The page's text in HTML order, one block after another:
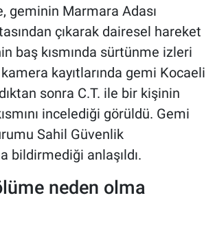
geminin Marmara Adası
çıkarak dairesel hareket
baş kısmında sürtünme izleri
kayıtlarında gemi Kocaeli
sonra C.T. ile bir kişinin
incelediği görüldü. Gemi
Sahil Güvenlik
bildirmediği anlaşıldı.
neden olma